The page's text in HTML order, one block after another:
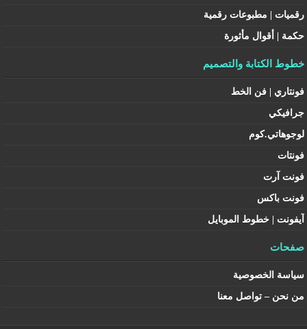
رقميات | مطبوعات رقمية
حكمة | أقوال مأثورة
خطوط الكتابة والتصميم
فونتاري | فن الخط
جرافيكي
لوجوهاتي.كوم
فونتات
فونت آرت
فونت باكس
آيفونت | خطوط الموبايل
صفحات
سياسة الخصوصية
من نحن – تواصل معنا